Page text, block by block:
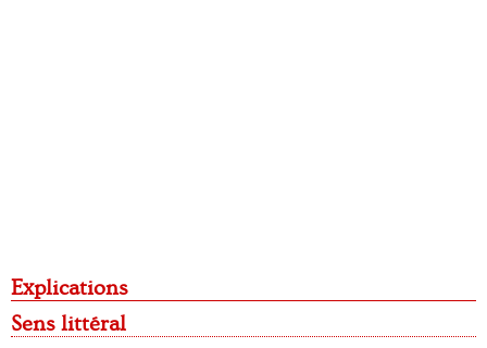
Explications
Sens littéral